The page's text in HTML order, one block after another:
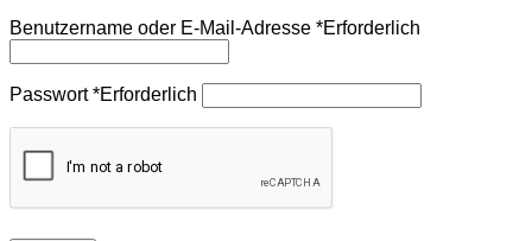
Benutzername oder E-Mail-Adresse *Erforderlich
Passwort*Erforderlich